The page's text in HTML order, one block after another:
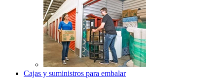
Cajas y suministros para embalar